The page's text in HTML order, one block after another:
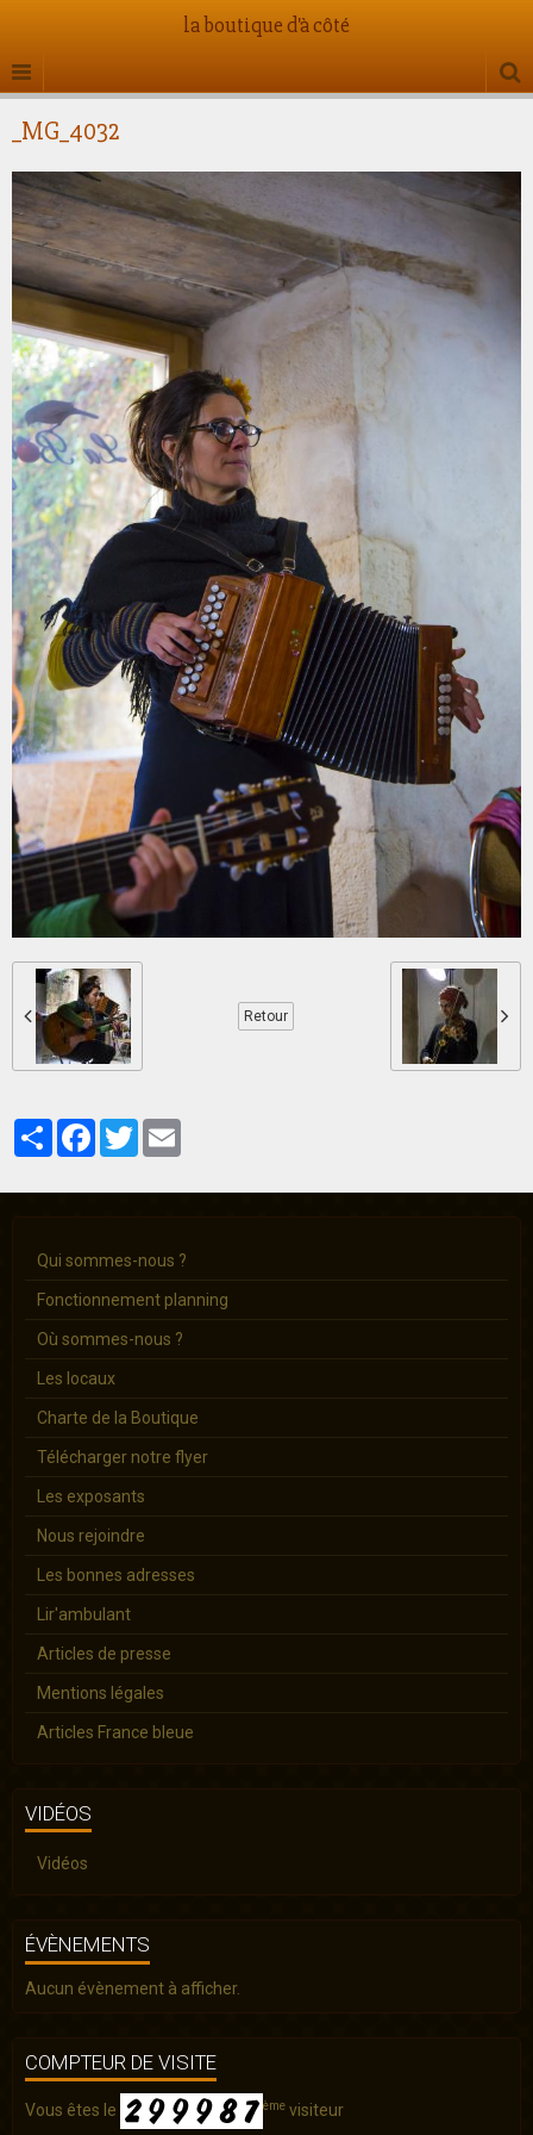
la boutique d'à côté
_MG_4032
Retour
PartagerFacebook
Twitter
Qui sommes-nous ?
Fonctionnement planning
Où sommes-nous ?
Les locaux
Charte de la Boutique
Télécharger notre flyer
Les exposants
Nous rejoindre
Les bonnes adresses
Lir'ambulant
Articles de presse
Mentions légales
Articles France bleue
VIDÉOS
Vidéos
ÉVÈNEMENTS
Aucun évènement à afficher.
COMPTEUR DE VISITE
Vous êtes le ème visiteur